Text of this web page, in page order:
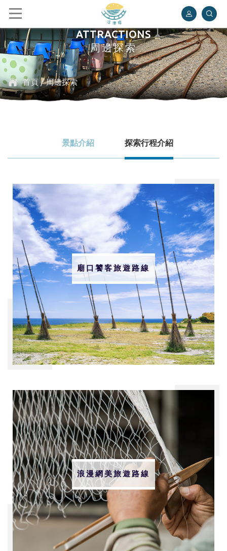
深澳鐵道自行車
ATTRACTIONS
周邊探索
首頁/周邊探索
景點介紹 探索行程介紹
廟口饕客旅遊路線
浪漫網美旅遊路線